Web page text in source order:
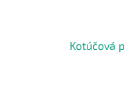
Kotúčová